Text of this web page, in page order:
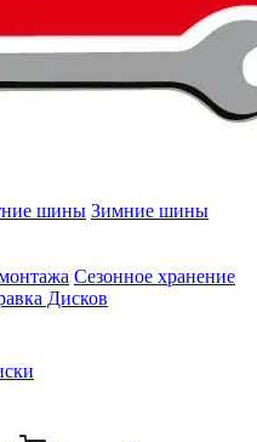
шины Зимние шины
Сезонное хранение
Дисков